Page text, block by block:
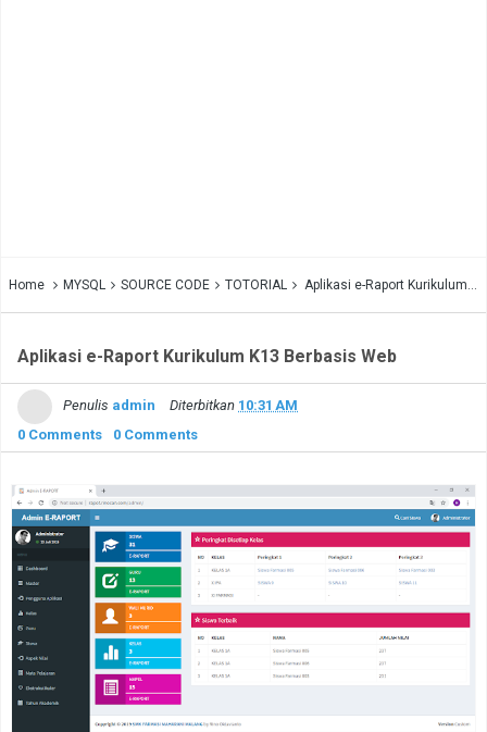
Home MYSQL SOURCE CODE TOTORIAL Aplikasi e-Raport Kurikulum K13 Berbasis Web
Aplikasi e-Raport Kurikulum K13 Berbasis Web
Penulis admin Diterbitkan 10:31 AM
0 Comments
0 Comments